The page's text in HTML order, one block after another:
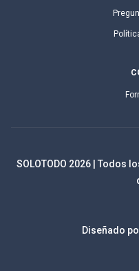
SOLOTODO 2026 | Todos
Diseñado